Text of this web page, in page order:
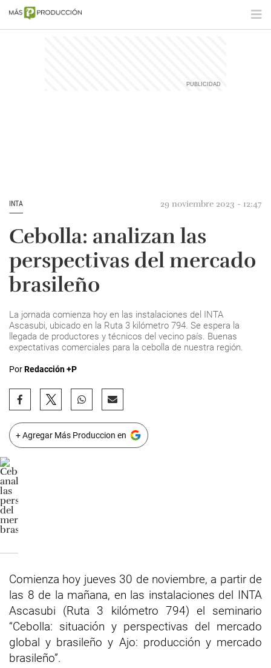
INTA 29 noviembre 2023 - 12:47
Cebolla: analizan las
perspectivas del mercado
brasileño
La jornada comienza hoy en las instalaciones del INTA
Ascasubi, ubicado en la Ruta 3 kilómetro 794. Se espera la
llegada de productores y técnicos del vecino país. Buenas
expectativas comerciales para la cebolla de nuestra región.
PorRedacción +P
+ Agregar Más Produccion en
Comienza hoy jueves 30 de noviembre, a partir de
las 8 de la mañana, en las instalaciones del INTA
Ascasubi (Ruta 3 kilómetro 794) el seminario
“Cebolla: situación y perspectivas del mercado
global y brasileño y Ajo: producción y mercado
brasileño”.